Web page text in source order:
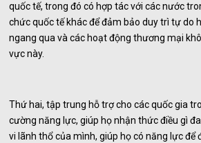
quốc tế, trong đó có hợp tác với các nước
chức quốc tế khác để đảm bảo duy trì tự do
ngang qua và các hoạt động thương mại
vực này.
Thứ hai, tập trung hỗ trợ cho các quốc gia
cường năng lực, giúp họ nhận thức điều gì
vi lãnh thổ của mình, giúp họ có năng lực để